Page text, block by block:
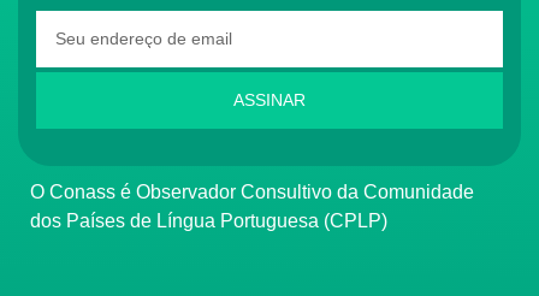
ASSINAR
O Conass é Observador Consultivo da Comunidade
dos Países de Língua Portuguesa (CPLP)